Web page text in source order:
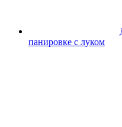
панировке с луком